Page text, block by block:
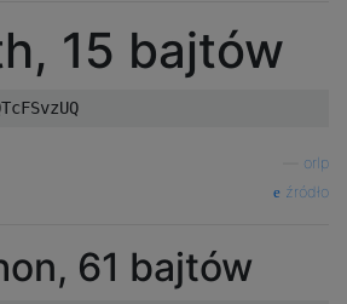
15 bajtów
orlp
źródło
61 bajtów